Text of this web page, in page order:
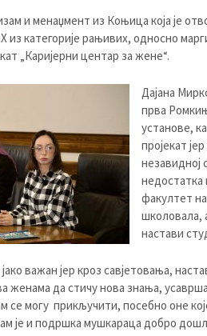
и менаџмент из Коњица која је
из категорије рањивих, односно
„Каријерни центар за жене“.
Дајана
прва
установе,
пројекат
незавидној
недостатка
факултет
школовала,
настави
важан јер кроз савјетовања,
женама да стичу нова знања,
се могу прикључити, посебно оне
је и подршка мушкараца добро